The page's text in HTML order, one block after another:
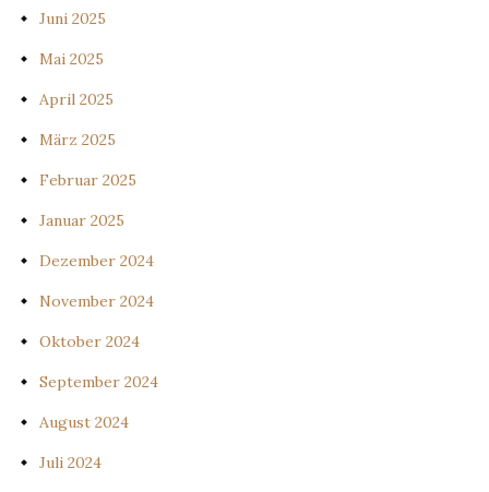
Juni 2025
Mai 2025
April 2025
März 2025
Februar 2025
Januar 2025
Dezember 2024
November 2024
Oktober 2024
September 2024
August 2024
Juli 2024